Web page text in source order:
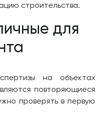
строительства.
для
на объектах
повторяющиеся
проверять в первую